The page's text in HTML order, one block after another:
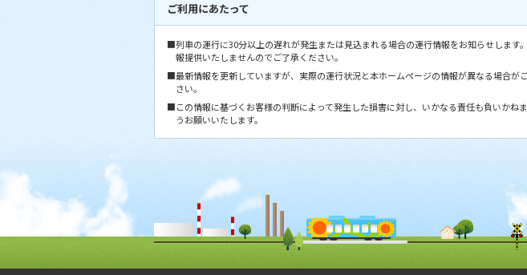
ご利用にあたって
■列車の運行に30分以上の遅れが発生または見込まれる場合の運行情報をお知らせします
報提供いたしませんのでご了承ください。
■最新情報を更新していますが、実際の運行状況と本ホームページの情報が異なる場合が
さい。
■この情報に基づくお客様の判断によって発生した損害に対し、いかなる責任も負いかね
うお願いいたします。